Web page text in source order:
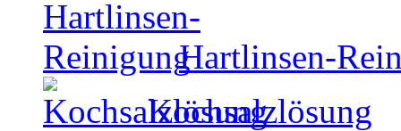
Hartlinsen-
Kochsalzlösung